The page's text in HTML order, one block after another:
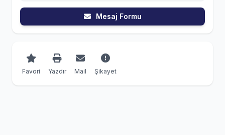
Mesaj Formu
Favori Yazdır Mail Şikayet